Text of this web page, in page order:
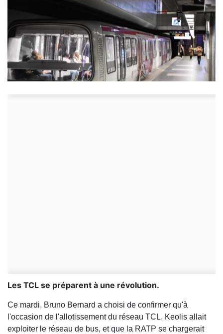
Les TCL se préparent à une révolution.
Ce mardi, Bruno Bernard a choisi de confirmer qu'à
l'occasion de l'allotissement du réseau TCL, Keolis allait
exploiter le réseau de bus, et que la RATP se chargerait